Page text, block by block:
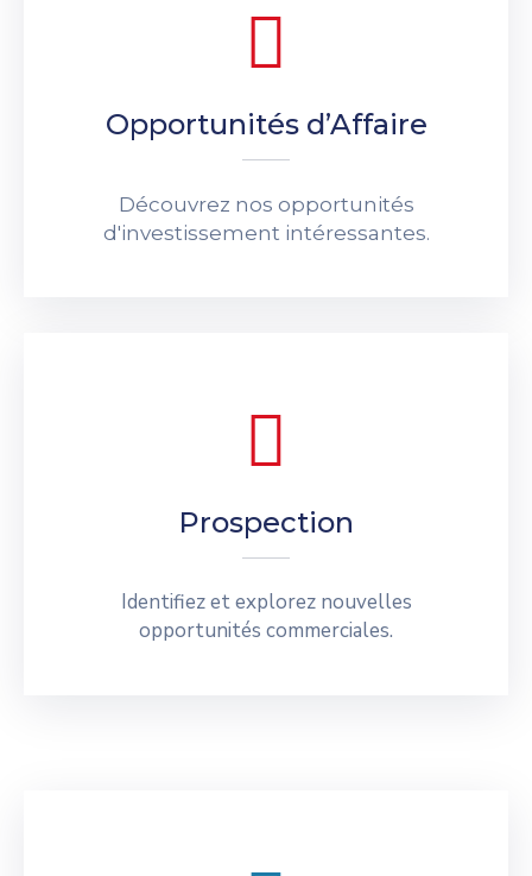
Opportunités d’Affaire
Découvrez nos opportunités
d'investissement intéressantes.
Prospection
Identifiez et explorez nouvelles
opportunités commerciales.